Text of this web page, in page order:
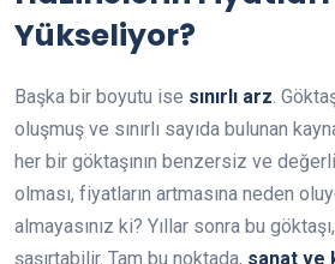
Yükseliyor?
Başka bir boyutu ise sınırlı arz.
oluşmuş ve sınırlı sayıda bulunan
her bir göktaşının benzersiz ve değerli
olması, fiyatların artmasına neden
almayasınız ki? Yıllar sonra bu
şaşırtabilir. Tam bu noktada, sanat ve